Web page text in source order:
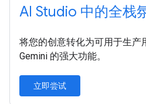
AI Studio 中的全栈
将您的创意转化为可用于生产
Gemini 的强大功能。
立即尝试